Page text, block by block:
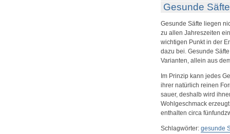
Gesunde Säfte
Gesunde Säfte liegen
zu allen Jahreszeiten
wichtigen Punkt in der
dazu bei. Gesunde
Varianten, allein aus
Im Prinzip kann jedes
ihrer natürlich reinen
sauer, deshalb wird
Wohlgeschmack
enthalten circa
Schlagwörter: gesunde